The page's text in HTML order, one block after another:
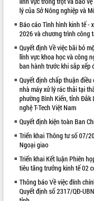
Khám bệnh, cấp phát thuốc miễn
và tặng quà người dân xã Cư Pui
tháng 7/2026
Lễ truy tặng danh hiệu “Bà Mẹ Việt
Nam Anh hùng” và trao Huân chương
Lao động
UBND tỉnh Đắk Lắk triển khai
vụ 6 tháng cuối năm 2026
Kỳ họp thứ Hai, Hội đồng nhân dân
ALBUM ẢNH
lý của Sở Nông nghiệp và
Báo cáo Tình hình kinh tế -
2026 và chương trình công
Quyết định Về việc bãi bỏ
lĩnh vực khoa học và công
ban hành trước khi sắp xếp
Quyết định chấp thuận
nhà máy xử lý rác thải tại
phường Bình Kiến, tỉnh Đắk
nghệ T-Tech Việt Nam
Quyết định kiện toàn Ban
Triển khai Thông tư số 07/
Ngoại giao
Triển khai Kết luận Phiên
tiêu tăng trưởng kinh tế 02
Thông báo Về việc đính
Quyết định số 2317/QĐ-